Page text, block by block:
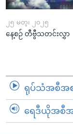
၂၅ မတ္၊ ၂၀၂၅
နေ့စဉ် တီဗွီသတင်းလွှာ
ရုပ်သံအစီအစ
ရေဒီယိုအစီအ